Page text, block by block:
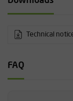
Technical
FAQ